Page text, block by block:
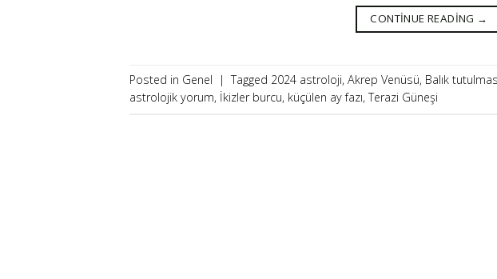
CONTINUE READING →
Posted in Genel | Tagged 2024 astroloji, Akrep Venüsü, Balık
astrolojik yorum, İkizler burcu, küçülen ay fazı,Terazi Güneşi